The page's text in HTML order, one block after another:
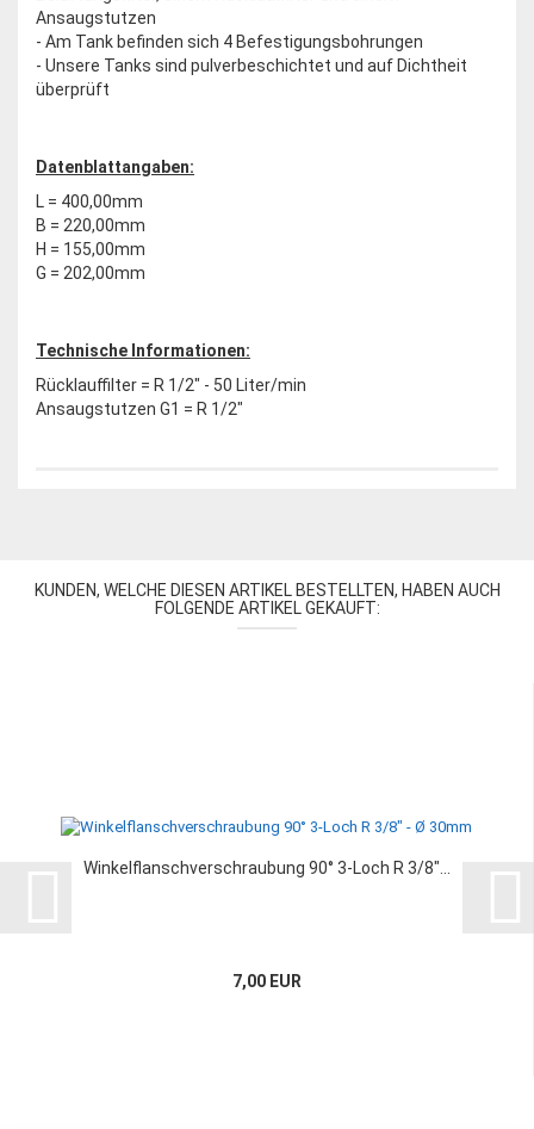
Ansaugstutzen
- Am Tank befinden sich 4 Befestigungsbohrungen
- Unsere Tanks sind pulverbeschichtet und auf Dichtheit
überprüft
Datenblattangaben:
L = 400,00mm
B = 220,00mm
H = 155,00mm
G = 202,00mm
Technische Informationen:
Rücklauffilter = R 1/2" - 50 Liter/min
Ansaugstutzen G1 = R 1/2"
KUNDEN, WELCHE DIESEN ARTIKEL BESTELLTEN, HABEN AUCH
FOLGENDE ARTIKEL GEKAUFT:
Winkelflanschverschraubung 90° 3-Loch R 3/8"...
7,00 EUR